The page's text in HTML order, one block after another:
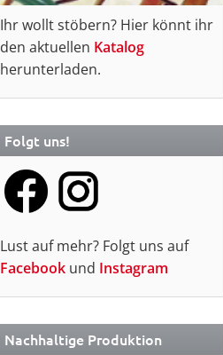
Ihr wollt stöbern? Hier könnt ihr
den aktuellen Katalog
herunterladen.
Folgt uns!
Lust auf mehr? Folgt uns auf
Facebook und Instagram
Nachhaltige Produktion